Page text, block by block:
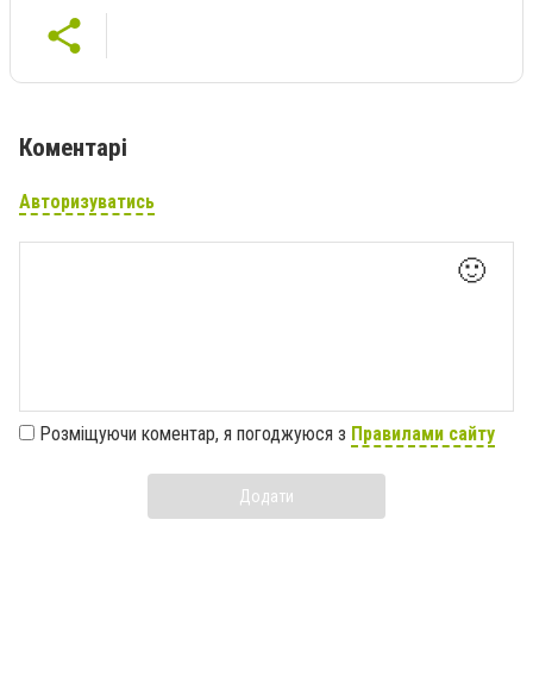
Коментарі
Авторизуватись
🙂
Розміщуючи коментар, я погоджуюся з Правилами сайту
Додати